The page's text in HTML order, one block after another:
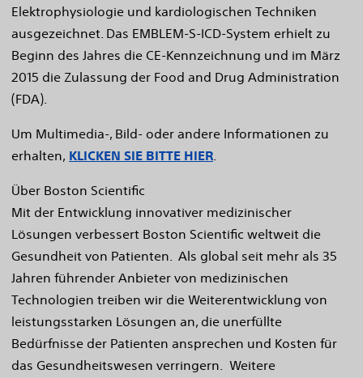
Elektrophysiologie und kardiologischen Techniken
ausgezeichnet. Das EMBLEM-S-ICD-System erhielt zu
Beginn des Jahres die CE-Kennzeichnung und im März
2015 die Zulassung der Food and Drug Administration
(FDA).
Um Multimedia-, Bild- oder andere Informationen zu
erhalten, KLICKEN SIE BITTE HIER.
Über Boston Scientific
Mit der Entwicklung innovativer medizinischer
Lösungen verbessert Boston Scientific weltweit die
Gesundheit von Patienten. Als global seit mehr als 35
Jahren führender Anbieter von medizinischen
Technologien treiben wir die Weiterentwicklung von
leistungsstarken Lösungen an, die unerfüllte
Bedürfnisse der Patienten ansprechen und Kosten für
das Gesundheitswesen verringern. Weitere